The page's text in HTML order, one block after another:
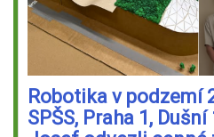
Robotika v podzemí
SPŠS, Praha 1,